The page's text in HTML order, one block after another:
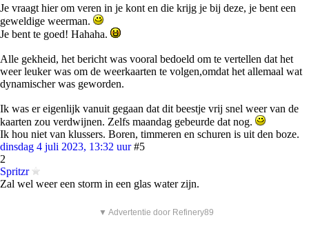
Je vraagt hier om veren in je kont en die krijg je bij deze, je bent een
geweldige weerman.
Je bent te goed! Hahaha.
Alle gekheid, het bericht was vooral bedoeld om te vertellen dat het
weer leuker was om de weerkaarten te volgen,omdat het allemaal wat
dynamischer was geworden.
Ik was er eigenlijk vanuit gegaan dat dit beestje vrij snel weer van de
kaarten zou verdwijnen. Zelfs maandag gebeurde dat nog.
Ik hou niet van klussers. Boren, timmeren en schuren is uit den boze.
dinsdag 4 juli 2023, 13:32 uur #5
2
Spritzr
Zal wel weer een storm in een glas water zijn.
▼ Advertentie door Refinery89